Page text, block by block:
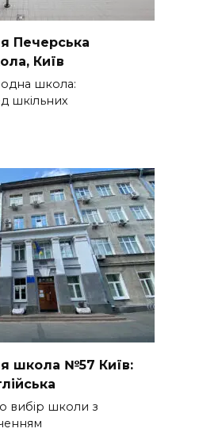
Печерська
Київ
школа:
шкільних
школа №57 Київ:
вибір школи з